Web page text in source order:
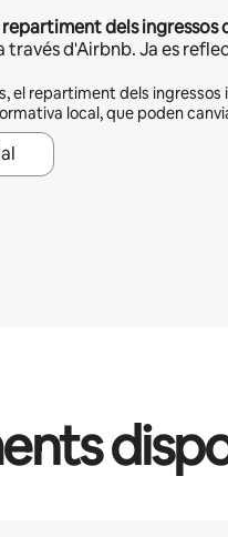
repartiment dels ingressos
través d'Airbnb. Ja es
el repartiment dels ingressos
local, que poden